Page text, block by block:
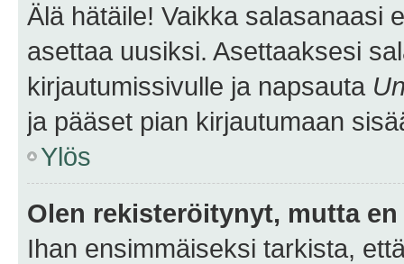
Älä hätäile! Vaikka salasanaasi
asettaa uusiksi. Asettaaksesi
kirjautumissivulle ja napsauta
ja pääset pian kirjautumaan
Ylös
Olen rekisteröitynyt, mutta
Ihan ensimmäiseksi tarkista,